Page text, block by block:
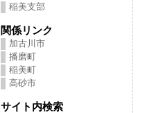
稲美支部
関係リンク
加古川市
播磨町
稲美町
高砂市
サイト内検索